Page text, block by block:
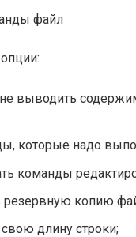
файл
выводить
которые надо
команды
резервную копию
длину строки;